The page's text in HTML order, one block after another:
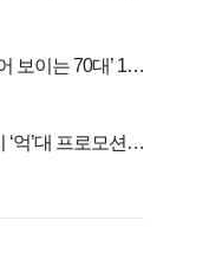
보이는 70대’ 1위
억’대 프로모션!